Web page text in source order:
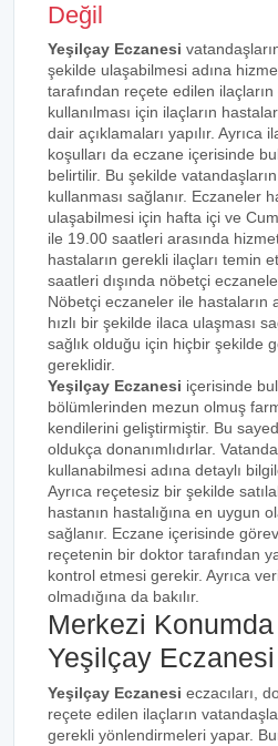
Değil
Yeşilçay Eczanesi
şekilde ulaşabilmesi adına
tarafından reçete edilen
kullanılması için ilaçların
dair açıklamaları yapılır. Ayrıca
koşulları da eczane içerisinde
belirtilir. Bu şekilde
kullanması sağlanır. Eczaneler
ulaşabilmesi için hafta içi ve
ile 19.00 saatleri arasında
hastaların gerekli ilaçları temin
saatleri dışında nöbetçi
Nöbetçi eczaneler ile hastaların
hızlı bir şekilde ilaca ulaşması
sağlık olduğu için hiçbir şekilde
gereklidir.
Yeşilçay Eczanesi içerisinde
bölümlerinden mezun olmuş
kendilerini geliştirmiştir. Bu
oldukça donanımlıdırlar.
kullanabilmesi adına detaylı
Ayrıca reçetesiz bir şekilde
hastanın hastalığına en uygun
sağlanır. Eczane içerisinde
reçetenin bir doktor tarafından
kontrol etmesi gerekir. Ayrıca
olmadığına da bakılır.
Merkezi
Yeşilçay Eczanesi
Yeşilçay Eczanesi eczacıları,
reçete edilen ilaçların
gerekli yönlendirmeleri yapar.